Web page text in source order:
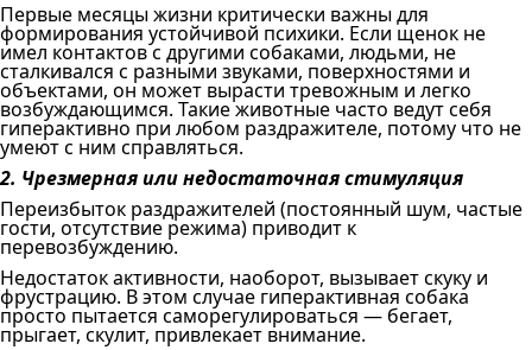
Первые месяцы жизни критически важны для
формирования устойчивой психики. Если щенок не
имел контактов с другими собаками, людьми, не
сталкивался с разными звуками, поверхностями и
объектами, он может вырасти тревожным и легко
возбуждающимся. Такие животные часто ведут себя
гиперактивно при любом раздражителе, потому что не
умеют с ним справляться.
2. Чрезмерная или недостаточная стимуляция
Переизбыток раздражителей (постоянный шум, частые
гости, отсутствие режима) приводит к
перевозбуждению.
Недостаток активности, наоборот, вызывает скуку и
фрустрацию. В этом случае гиперактивная собака
просто пытается саморегулироваться — бегает,
прыгает, скулит, привлекает внимание.